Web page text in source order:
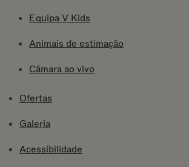
Equipa V Kids
Animais de estimação
Câmara ao vivo
Ofertas
Galeria
Acessibilidade